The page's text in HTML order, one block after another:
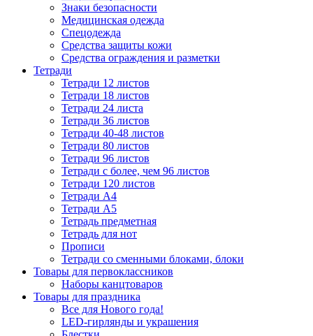
Знаки безопасности
Медицинская одежда
Спецодежда
Средства защиты кожи
Средства ограждения и разметки
Тетради
Тетради 12 листов
Тетради 18 листов
Тетради 24 листа
Тетради 36 листов
Тетради 40-48 листов
Тетради 80 листов
Тетради 96 листов
Тетради с более, чем 96 листов
Тетради 120 листов
Тетради А4
Тетради А5
Тетрадь предметная
Тетрадь для нот
Прописи
Тетради со сменными блоками, блоки
Товары для первоклассников
Наборы канцтоваров
Товары для праздника
Все для Нового года!
LED-гирлянды и украшения